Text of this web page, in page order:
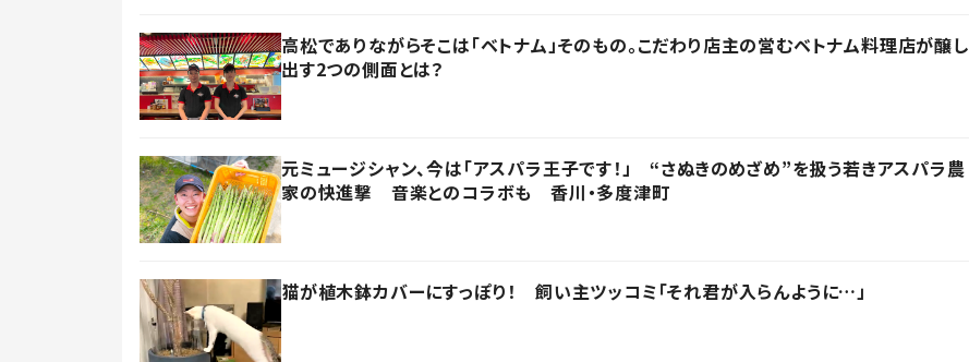
高松でありながらそこは「ベトナム」そのもの。こだわり店主の営むベトナム料理店が醸し
出す2つの側面とは？
元ミュージシャン、今は「アスパラ王子です！」 “さぬきのめざめ”を扱う若きアスパラ農
家の快進撃 音楽とのコラボも 香川・多度津町
猫が植木鉢カバーにすっぽり！ 飼い主ツッコミ「それ君が入らんように…」